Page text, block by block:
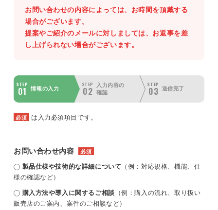
お問い合わせの内容によっては、お時間を頂戴する
場合がございます。
提案やご紹介のメールに対しましては、お返事を差
し上げられない場合がございます。
STEP
01 情報の入力
STEP
02
入力内容の
確認
STEP
03 送信完了
必須 は入力必須項目です。
お問い合わせ内容 必須
製品仕様や技術的な詳細について （例：対応規格、機能、仕
様の確認など）
購入方法や導入に関するご相談 （例：購入の流れ、取り扱い
販売店のご案内、案件のご相談など）